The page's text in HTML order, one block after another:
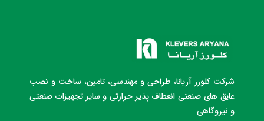
شرکت کلورز آریانا، طراحی و مهندسی، تامین، ساخت و نصب
عایق های صنعتی انعطاف پذیر حرارتی و سایر تجهیزات صنعتی
و نیروگاهی